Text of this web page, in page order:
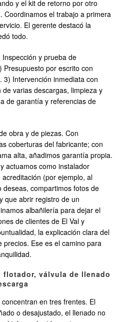
y el kit de retorno por otro
Coordinamos el trabajo a primera
El gerente destacó la
todo.
y prueba de
por escrito con
Intervención inmediata con
varias descargas, limpieza y
de garantía y referencias de
obra y de piezas. Con
coberturas del fabricante; con
alta, añadimos garantía propia.
actuamos como instalador
(por ejemplo, al
compartimos fotos de
que abrir registro de un
albañilería para dejar el
de clientes de El Val y
la explicación clara del
Ese es el camino para
flotador, válvula de llenado
en tres frentes. El
o desajustado, el llenado no